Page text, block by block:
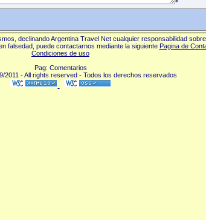
*
declinando Argentina Travel Net cualquier responsabilidad
falsedad, puede contactarnos mediante la siguiente Pagina de
Condiciones de uso
Pag: Comentarios
2011 - All rights reserved - Todos los derechos reservados